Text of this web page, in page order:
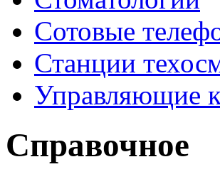
Сотовые
Станции
Управляющие
Справочное